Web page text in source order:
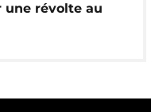
une révolte au